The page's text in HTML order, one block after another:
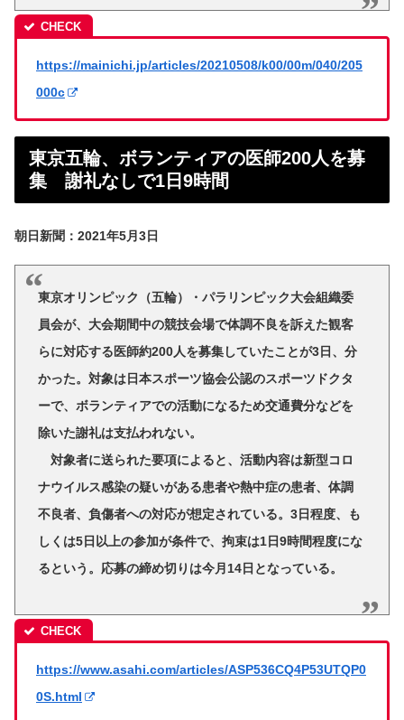
https://mainichi.jp/articles/20210508/k00/00m/040/205
000c
東京五輪、ボランティアの医師200人を募
集 謝礼なしで1日9時間
朝日新聞：2021年5月3日
東京オリンピック（五輪）・パラリンピック大会組織委
員会が、大会期間中の競技会場で体調不良を訴えた観客
らに対応する医師約200人を募集していたことが3日、分
かった。対象は日本スポーツ協会公認のスポーツドクタ
ーで、ボランティアでの活動になるため交通費分などを
除いた謝礼は支払われない。
対象者に送られた要項によると、活動内容は新型コロ
ナウイルス感染の疑いがある患者や熱中症の患者、体調
不良者、負傷者への対応が想定されている。3日程度、も
しくは5日以上の参加が条件で、拘束は1日9時間程度にな
るという。応募の締め切りは今月14日となっている。
https://www.asahi.com/articles/ASP536CQ4P53UTQP0
0S.html